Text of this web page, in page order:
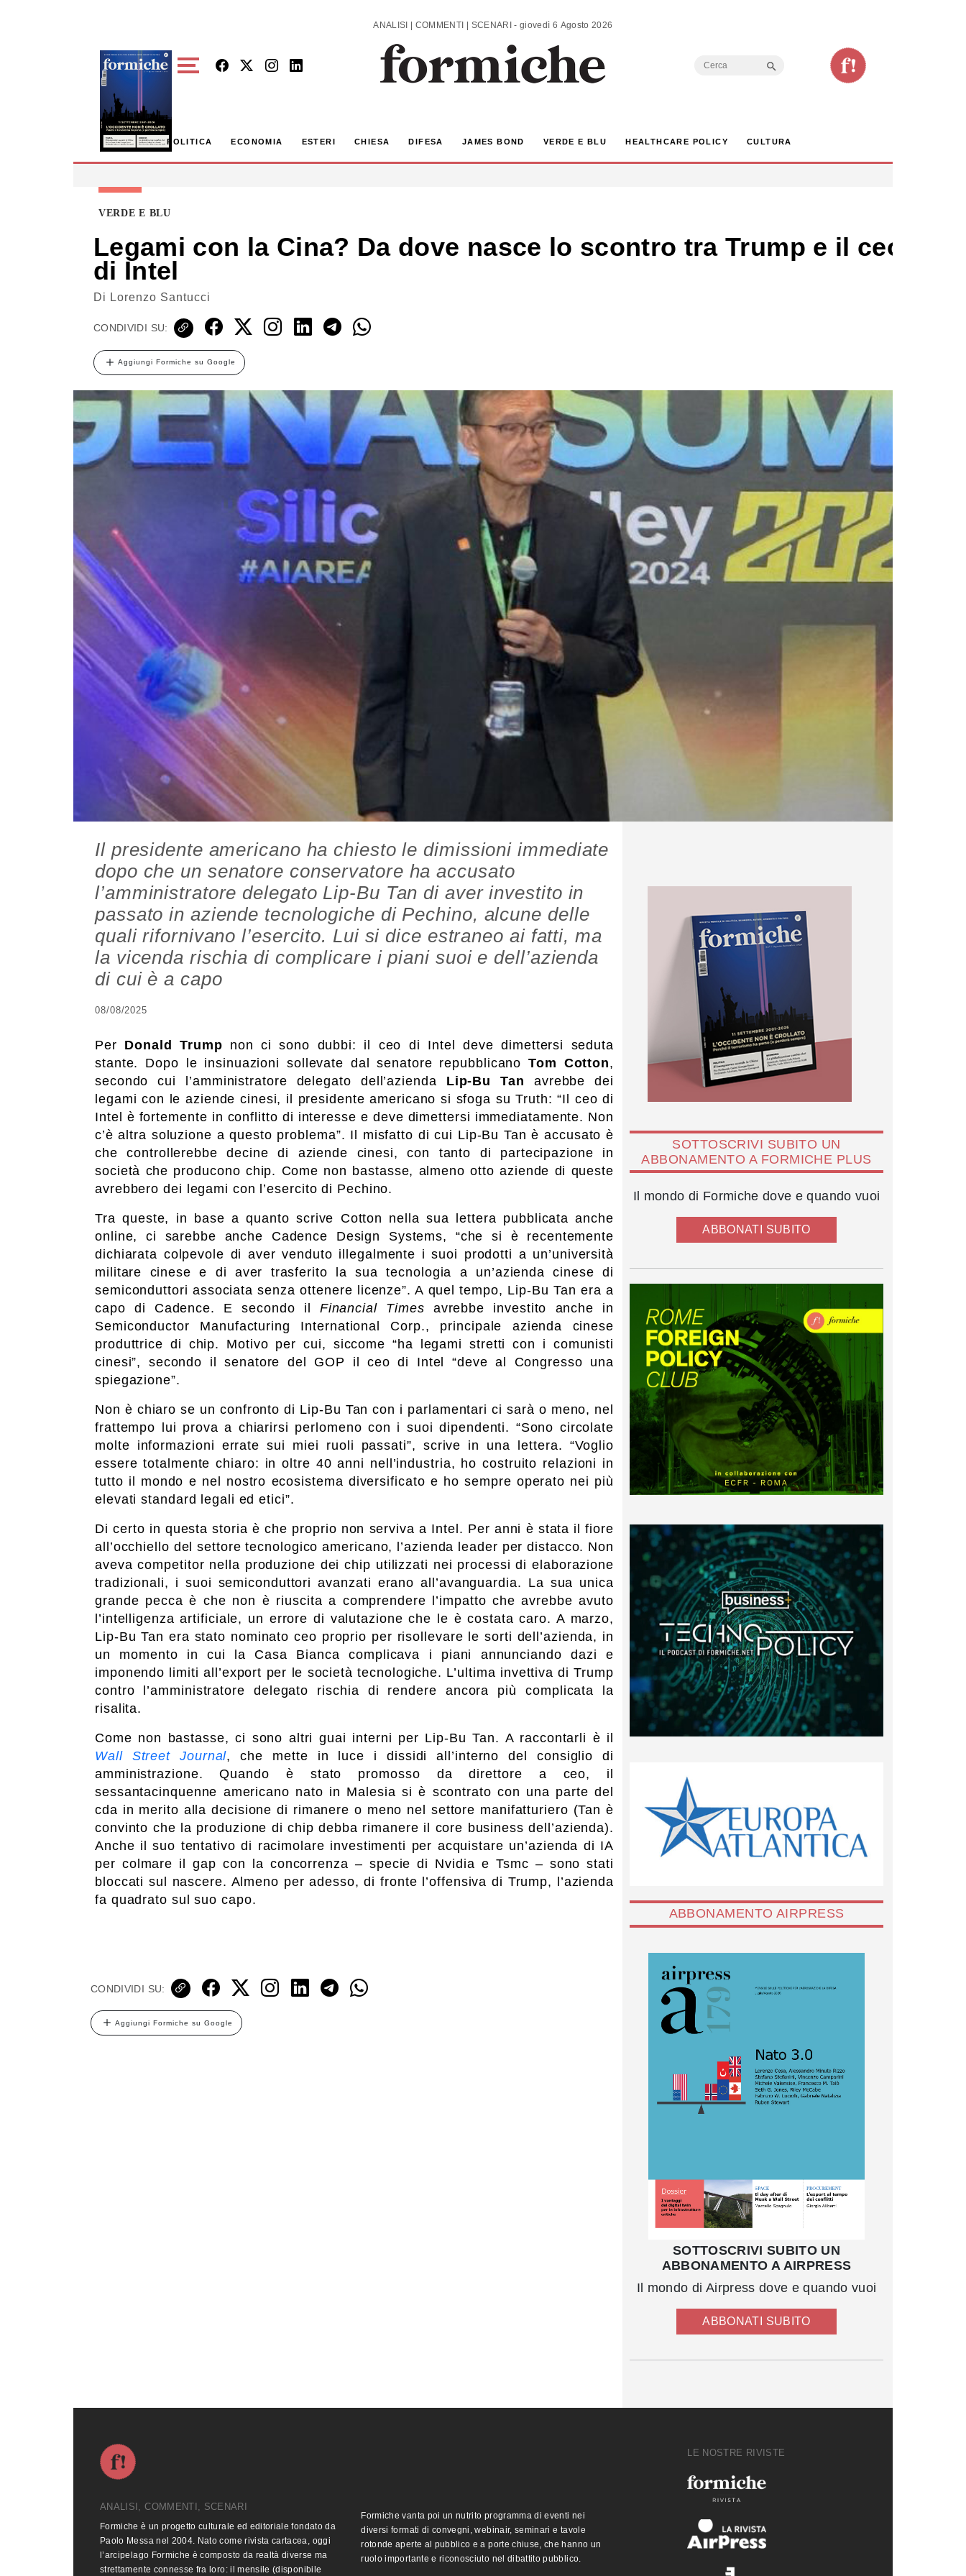
ANALISI | COMMENTI | SCENARI - giovedì 6 Agosto 2026
Search
POLITICA ECONOMIA ESTERI CHIESA DIFESA JAMES BOND VERDE E BLU HEALTHCARE POLICY CULTURA
VERDE E BLU
Legami con la Cina? Da dove nasce lo scontro tra Trump e il ceo
di Intel
Di Lorenzo Santucci
CONDIVIDI SU:
Aggiungi Formiche su Google
Il presidente americano ha chiesto le dimissioni immediate
dopo che un senatore conservatore ha accusato
l’amministratore delegato Lip-Bu Tan di aver investito in
passato in aziende tecnologiche di Pechino, alcune delle
quali rifornivano l’esercito. Lui si dice estraneo ai fatti, ma
la vicenda rischia di complicare i piani suoi e dell’azienda
di cui è a capo
08/08/2025
Per Donald Trump non ci sono dubbi: il ceo di Intel deve dimettersi seduta
stante. Dopo le insinuazioni sollevate dal senatore repubblicanoTom Cotton,
secondo cui l’amministratore delegato dell’azienda Lip-Bu Tan avrebbe dei
legami con le aziende cinesi, il presidente americano si sfoga su Truth: “Il ceo di
Intel è fortemente in conflitto di interesse e deve dimettersi immediatamente. Non
c’è altra soluzione a questo problema”. Il misfatto di cui Lip-Bu Tan è accusato è
che controllerebbe decine di aziende cinesi, con tanto di partecipazione in
società che producono chip. Come non bastasse, almeno otto aziende di queste
avrebbero dei legami con l’esercito di Pechino.
Tra queste, in base a quanto scrive Cotton nella sua lettera pubblicata anche
online, ci sarebbe anche Cadence Design Systems, “che si è recentemente
dichiarata colpevole di aver venduto illegalmente i suoi prodotti a un’università
militare cinese e di aver trasferito la sua tecnologia a un’azienda cinese di
semiconduttori associata senza ottenere licenze”. A quel tempo, Lip-Bu Tan era a
capo di Cadence. E secondo il Financial Times avrebbe investito anche in
Semiconductor Manufacturing International Corp., principale azienda cinese
produttrice di chip. Motivo per cui, siccome “ha legami stretti con i comunisti
cinesi”, secondo il senatore del GOP il ceo di Intel “deve al Congresso una
spiegazione”.
Non è chiaro se un confronto di Lip-Bu Tan con i parlamentari ci sarà o meno, nel
frattempo lui prova a chiarirsi perlomeno con i suoi dipendenti. “Sono circolate
molte informazioni errate sui miei ruoli passati”, scrive in una lettera. “Voglio
essere totalmente chiaro: in oltre 40 anni nell’industria, ho costruito relazioni in
tutto il mondo e nel nostro ecosistema diversificato e ho sempre operato nei più
elevati standard legali ed etici”.
Di certo in questa storia è che proprio non serviva a Intel. Per anni è stata il fiore
all’occhiello del settore tecnologico americano, l’azienda leader per distacco. Non
aveva competitor nella produzione dei chip utilizzati nei processi di elaborazione
tradizionali, i suoi semiconduttori avanzati erano all’avanguardia. La sua unica
grande pecca è che non è riuscita a comprendere l’impatto che avrebbe avuto
l’intelligenza artificiale, un errore di valutazione che le è costata caro. A marzo,
Lip-Bu Tan era stato nominato ceo proprio per risollevare le sorti dell’azienda, in
un momento in cui la Casa Bianca complicava i piani annunciando dazi e
imponendo limiti all’export per le società tecnologiche. L’ultima invettiva di Trump
contro l’amministratore delegato rischia di rendere ancora più complicata la
risalita.
Come non bastasse, ci sono altri guai interni per Lip-Bu Tan. A raccontarli è il
Wall Street Journal, che mette in luce i dissidi all’interno del consiglio di
amministrazione. Quando è stato promosso da direttore a ceo, il
sessantacinquenne americano nato in Malesia si è scontrato con una parte del
cda in merito alla decisione di rimanere o meno nel settore manifatturiero (Tan è
convinto che la produzione di chip debba rimanere il core business dell’azienda).
Anche il suo tentativo di racimolare investimenti per acquistare un’azienda di IA
per colmare il gap con la concorrenza – specie di Nvidia e Tsmc – sono stati
bloccati sul nascere. Almeno per adesso, di fronte l’offensiva di Trump, l’azienda
fa quadrato sul suo capo.
CONDIVIDI SU:
Aggiungi Formiche su Google
SOTTOSCRIVI SUBITO UN
ABBONAMENTO A FORMICHE PLUS
Il mondo di Formiche dove e quando vuoi
ABBONATI SUBITO
ABBONAMENTO AIRPRESS
SOTTOSCRIVI SUBITO UN
ABBONAMENTO A AIRPRESS
Il mondo di Airpress dove e quando vuoi
ABBONATI SUBITO
ANALISI, COMMENTI, SCENARI
Formiche è un progetto culturale ed editoriale fondato da
Paolo Messa nel 2004. Nato come rivista cartacea, oggi
l’arcipelago Formiche è composto da realtà diverse ma
strettamente connesse fra loro: il mensile (disponibile
Formiche vanta poi un nutrito programma di eventi nei
diversi formati di convegni, webinair, seminari e tavole
rotonde aperte al pubblico e a porte chiuse, che hanno un
ruolo importante e riconosciuto nel dibattito pubblico.
LE NOSTRE RIVISTE